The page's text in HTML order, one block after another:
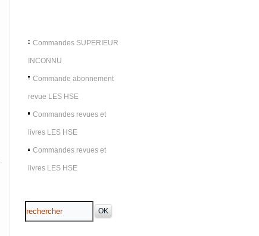
Commandes SUPERIEUR
INCONNU
Commande abonnement
revue LES HSE
Commandes revues et
livres LES HSE
Commandes revues et
livres LES HSE